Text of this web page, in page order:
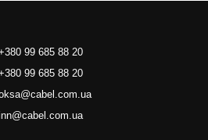
99 685 88 20
99 685 88 20